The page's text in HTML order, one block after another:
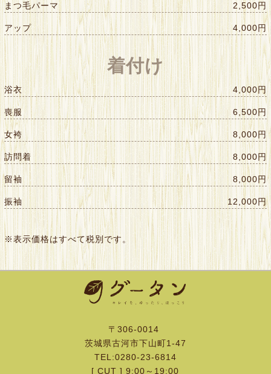
まつ毛パーマ 2,500円
アップ 4,000円
着付け
浴衣 4,000円
喪服 6,500円
女袴 8,000円
訪問着 8,000円
留袖 8,000円
振袖 12,000円
※表示価格はすべて税別です。
〒306-0014
茨城県古河市下山町1-47
TEL:0280-23-6814
[ CUT ] 9:00～19:00